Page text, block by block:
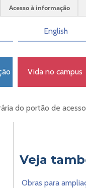
Acesso à informação
English
Vida no campus
do portão de
Veja
Obras para